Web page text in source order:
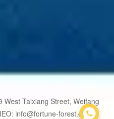
West Taixiang Street, Weifang
info@fortune-forest.com